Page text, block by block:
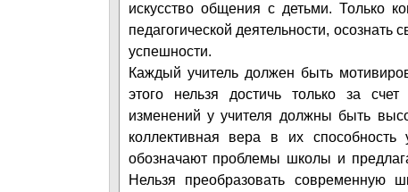
искусство общения с детьми. Только
педагогической деятельности,
успешности.
Каждый учитель должен быть
этого нельзя достичь только за
изменений у учителя должны быть
коллективная вера в их
обозначают проблемы школы и
Нельзя преобразовать современную